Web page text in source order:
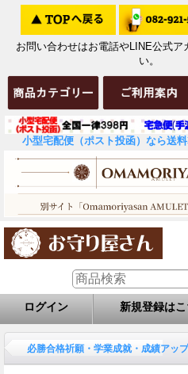
お問い合わせはお電話やLINE公式ア
い。
小型宅配便（ポスト投函）なら送料
ログイン 新規登録は
商品詳細
必勝合格祈願・学業成就・成績アッ